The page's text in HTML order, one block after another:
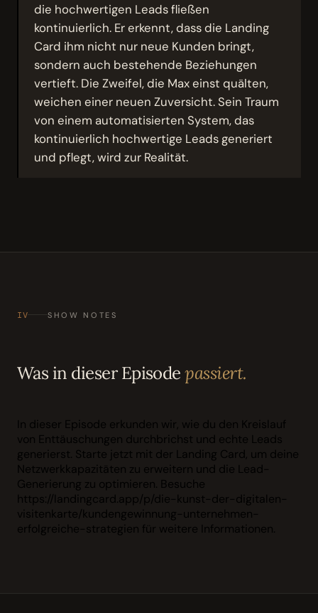
die hochwertigen Leads fließen
kontinuierlich. Er erkennt, dass die Landing
Card ihm nicht nur neue Kunden bringt,
sondern auch bestehende Beziehungen
vertieft. Die Zweifel, die Max einst quälten,
weichen einer neuen Zuversicht. Sein Traum
von einem automatisierten System, das
kontinuierlich hochwertige Leads generiert
und pflegt, wird zur Realität.
IV SHOW NOTES
Was in dieser Episodepassiert.
In dieser Episode erkunden wir, wie du den Kreislauf
von Enttäuschungen durchbrichst und echte Leads
generierst. Starte jetzt mit der Landing Card, um deine
Netzwerkkapazitäten zu erweitern und die Lead-
Generierung zu optimieren. Besuche
https://landingcard.app/p/die-kunst-der-digitalen-
visitenkarte/kundengewinnung-unternehmen-
erfolgreiche-strategien für weitere Informationen.